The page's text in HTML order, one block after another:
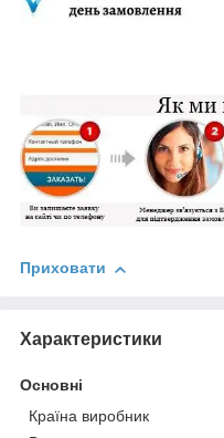
Приховати
Характеристики
Основні
Країна виробник